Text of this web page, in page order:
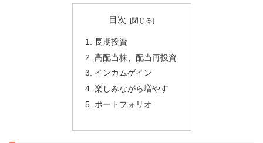
目次
長期投資
高配当株、配当再投資
インカムゲイン
楽しみながら増やす
ポートフォリオ